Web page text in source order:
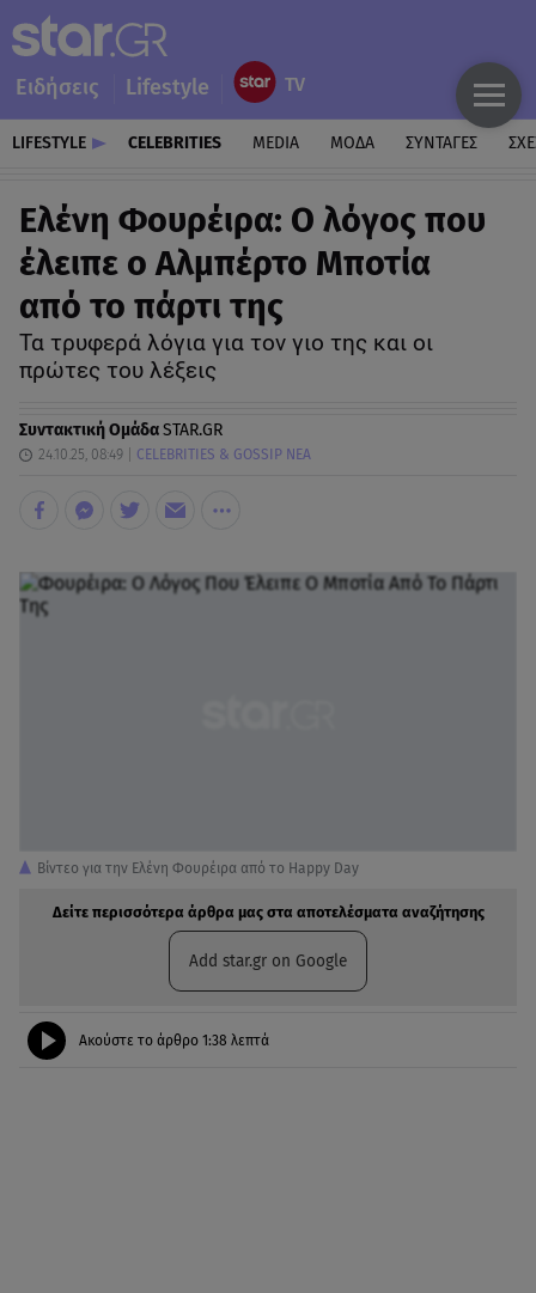
Ειδήσεις Lifestyle
LIFESTYLE CELEBRITIES MEDIA ΜΟΔΑ ΣΥΝΤΑΓΕΣ
Ελένη Φουρέιρα: Ο λόγος που
έλειπε ο Αλμπέρτο Μποτία
από το πάρτι της
Τα τρυφερά λόγια για τον γιο της και οι
πρώτες του λέξεις
Συντακτική ΟμάδαSTAR.GR
24.10.25, 08:49 CELEBRITIES & GOSSIP ΝΕΑ
Βίντεο για την Ελένη Φουρέιρα από το Happy Day
Δείτε περισσότερα άρθρα μας στα αποτελέσματα αναζήτησης
Add star.gr on Google
Ακούστε το άρθρο 1:38 λεπτά